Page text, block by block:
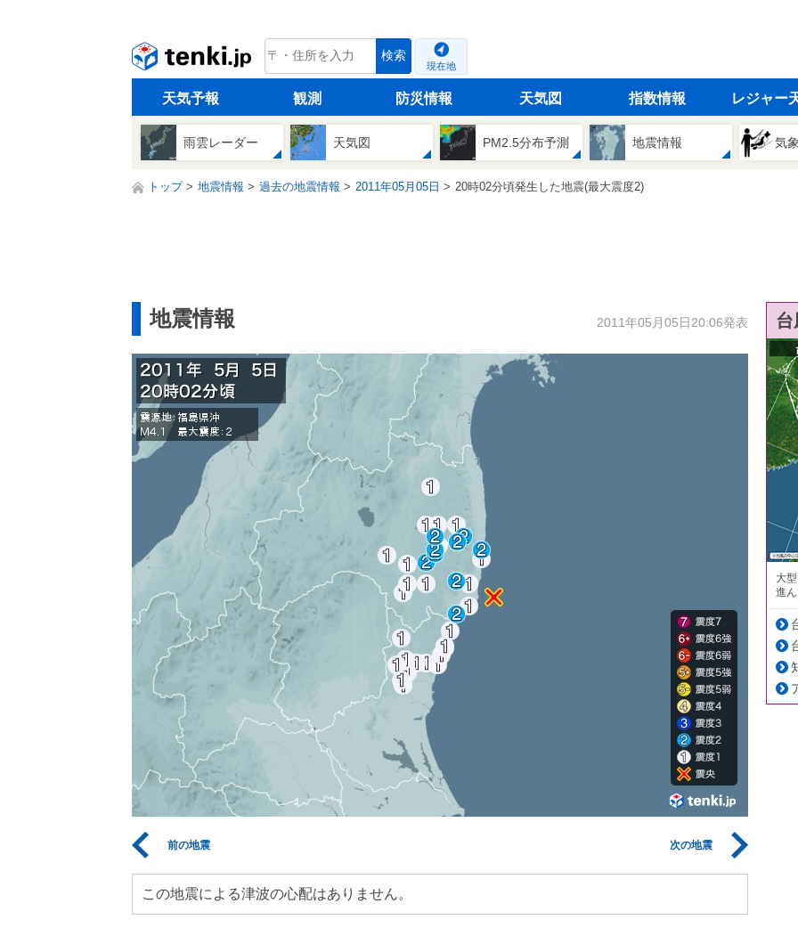
tenki.jp 検索
現在地
天気予報 観測 防災情報 天気図 指数情報 レジャー
雨雲レーダー 天気図 PM2.5分布予測 地震情報 気
トップ 地震情報 過去の地震情報 2011年05月05日 20時02分頃発生した地震(最大震度2)
地震情報 2011年05月05日20:06発表
前の地震 次の地震
この地震による津波の心配はありません。
大
進